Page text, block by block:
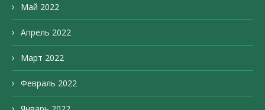
Май 2022
Апрель 2022
Март 2022
Февраль 2022